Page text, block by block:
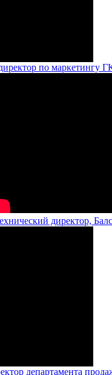
по маркетингу
директор,
департамента